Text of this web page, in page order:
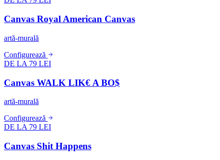
Canvas Royal American Canvas
artă-murală
Configurează
DE LA 79 LEI
Canvas WALK LIK€ A BO$
artă-murală
Configurează
DE LA 79 LEI
Canvas Shit Happens